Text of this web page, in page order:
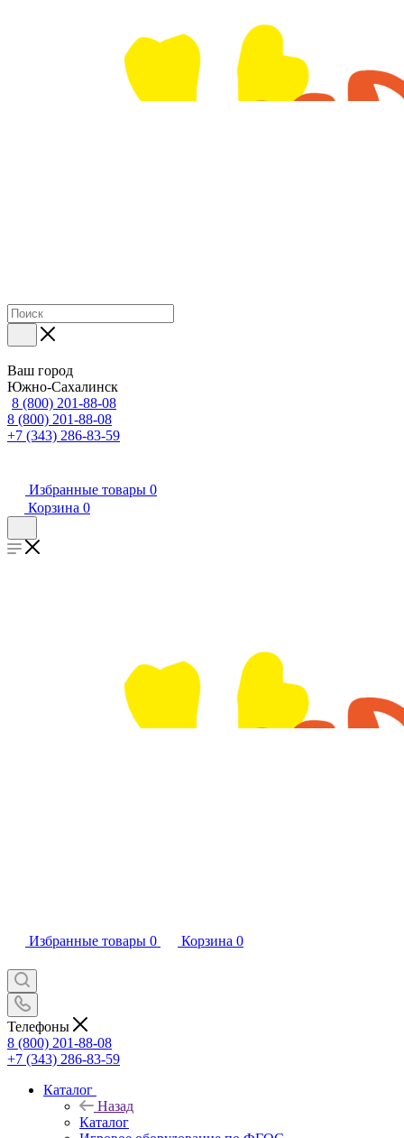
Ваш город
Южно-Сахалинск
8 (800) 201-88-08
8 (800) 201-88-08
+7 (343) 286-83-59
Избранные товары 0
Корзина 0
Избранные товары 0 Корзина 0
Телефоны
8 (800) 201-88-08
+7 (343) 286-83-59
Каталог
Назад
Каталог